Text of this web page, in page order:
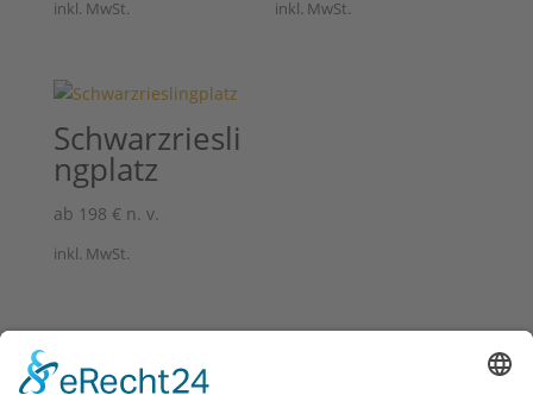
inkl. MwSt. inkl. MwSt.
Schwarzriesli
ngplatz
ab 198 € n. v.
inkl. MwSt.